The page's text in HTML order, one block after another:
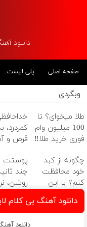
دانلود آهنگ جدید
صفحه اصلی پلی لیست
وبگردی
طلا میخوای؟ تا
100 میلیون وام
فوری خرید طلا‼️
کمردرد،
قرص و
چگونه از کبد
خود محافظت
کنم؟ با این
دمنوش سم
زدای گیاهی
پوستت
چند
روشن،
فرمولیدانلود آهنگ بی
دانلود